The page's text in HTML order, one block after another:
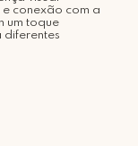
conexão com a
um toque